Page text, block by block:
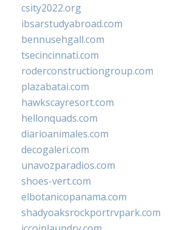
csity2022.org
ibsarstudyabroad.com
bennusehgall.com
tsecincinnati.com
roderconstructiongroup.com
plazabatai.com
hawkscayresort.com
hellonquads.com
diarioanimales.com
decogaleri.com
unavozparadios.com
shoes-vert.com
elbotanicopanama.com
shadyoaksrockportrvpark.com